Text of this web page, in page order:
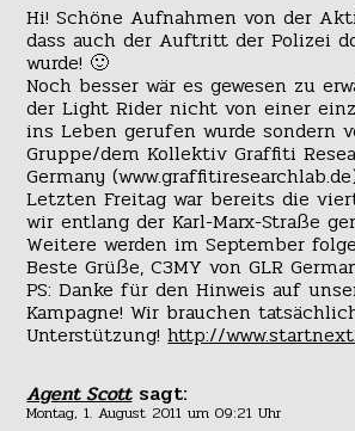
Hi! Schöne Aufnahmen von der
dass auch der Auftritt der Polizei
wurde! 🙂
Noch besser wär es gewesen zu
der Light Rider nicht von einer
ins Leben gerufen wurde sondern
Gruppe/dem Kollektiv Graffiti
Germany
Letzten Freitag war bereits die
wir entlang der Karl-Marx-Straße
Weitere werden im September
Beste Grüße, C3MY von GLR
PS: Danke für den Hinweis auf
Kampagne! Wir brauchen
Unterstützung!http://
Agent Scott sagt:
Montag, 1. August 2011 um 09:21 Uhr